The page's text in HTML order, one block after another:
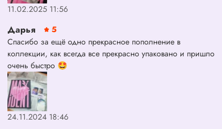
11.02.2025 11:56
Дарья
5
Спасибо за ещё одно прекрасное пополнение в
коллекции, как всегда все прекрасно упаковано и пришло
очень быстро 🤩
24.11.2024 18:46